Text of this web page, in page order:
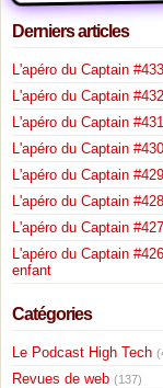
Derniers articles
L'apéro du Captain
L'apéro du Captain
L'apéro du Captain
L'apéro du Captain
L'apéro du Captain
L'apéro du Captain
L'apéro du Captain
L'apéro du Captain
enfant
Catégories
Le Podcast High Tech
Revues de web (137)